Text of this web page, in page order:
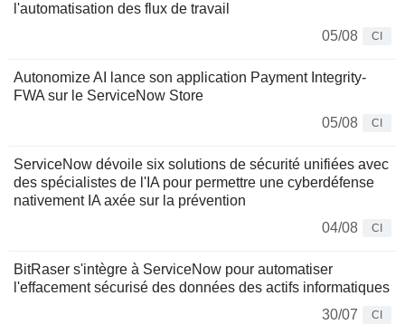
l'automatisation des flux de travail
05/08
CI
Autonomize AI lance son application Payment Integrity-
FWA sur le ServiceNow Store
05/08
CI
ServiceNow dévoile six solutions de sécurité unifiées avec
des spécialistes de l'IA pour permettre une cyberdéfense
nativement IA axée sur la prévention
04/08
CI
BitRaser s'intègre à ServiceNow pour automatiser
l'effacement sécurisé des données des actifs informatiques
30/07
CI